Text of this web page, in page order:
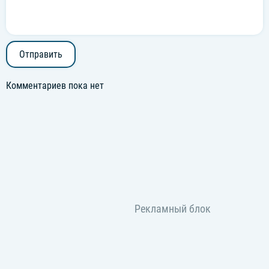
Отправить
Комментариев пока нет